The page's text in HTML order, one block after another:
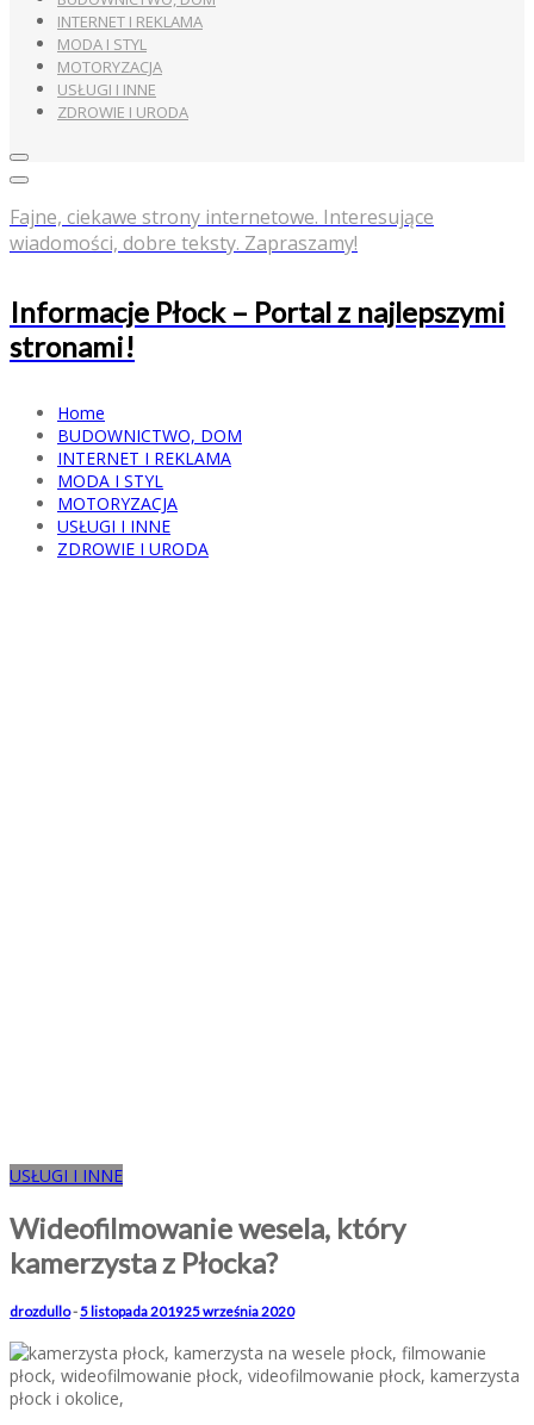
INTERNET I REKLAMA
MODA I STYL
MOTORYZACJA
USŁUGI I INNE
ZDROWIE I URODA
Fajne, ciekawe strony internetowe. Interesujące
wiadomości, dobre teksty. Zapraszamy!
Informacje Płock – Portal z najlepszymi
stronami!
Home
BUDOWNICTWO, DOM
INTERNET I REKLAMA
MODA I STYL
MOTORYZACJA
USŁUGI I INNE
ZDROWIE I URODA
USŁUGI I INNE
Wideofilmowanie wesela, który
kamerzysta z Płocka?
drozdullo-5 listopada 201925 września 2020